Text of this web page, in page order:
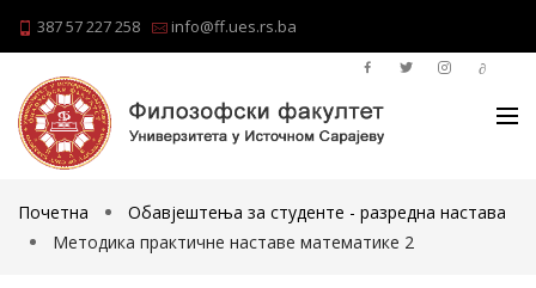
387 57 227 258 info@ff.ues.rs.ba
Почетна
Обавјештења за студенте - разредна настава
Методика практичне наставе математике 2